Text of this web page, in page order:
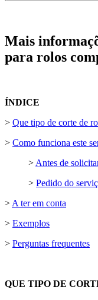
Mais
para rolos
ÍNDICE
> Que tipo de corte de
> Como funciona este
> Antes de
> Pedido do
> A ter em conta
> Exemplos
> Perguntas frequentes
QUE TIPO DE